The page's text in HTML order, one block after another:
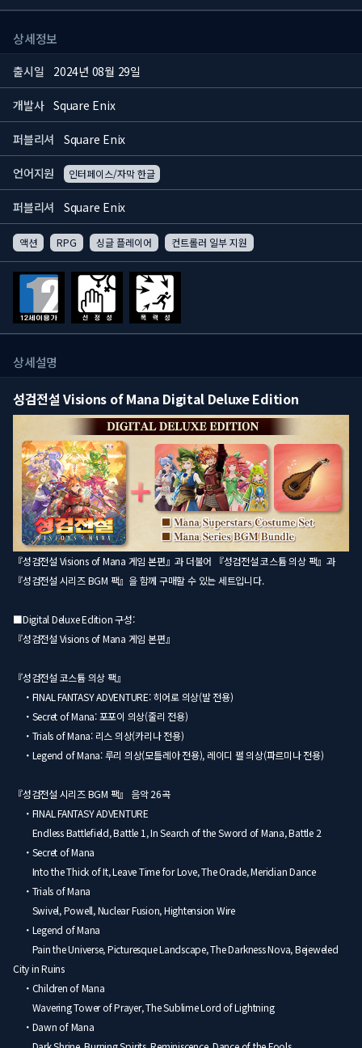
상세정보
출시일 2024년 08월 29일
개발사 Square Enix
퍼블리셔 Square Enix
언어지원 인터페이스/자막 한글
퍼블리셔 Square Enix
액션 RPG 싱글 플레이어 컨트롤러 일부 지원
상세설명
성검전설 Visions of Mana Digital Deluxe Edition
『성검전설 Visions of Mana 게임 본편』과 더불어 『성검전설 코스튬 의상 팩』과
『성검전설 시리즈 BGM 팩』을 함께 구매할 수 있는 세트입니다.
■Digital Deluxe Edition 구성:
『성검전설 Visions of Mana 게임 본편』
『성검전설 코스튬 의상 팩』
・FINAL FANTASY ADVENTURE: 히어로 의상(발 전용)
・Secret of Mana: 포포이 의상(줄리 전용)
・Trials of Mana: 리스 의상(카리나 전용)
・Legend of Mana: 루리 의상(모틀레아 전용), 레이디 펄 의상(파르미나 전용)
『성검전설 시리즈 BGM 팩』 음악 26곡
・FINAL FANTASY ADVENTURE
Endless Battlefield, Battle 1, In Search of the Sword of Mana, Battle 2
・Secret of Mana
Into the Thick of It, Leave Time for Love, The Oracle, Meridian Dance
・Trials of Mana
Swivel, Powell, Nuclear Fusion, Hightension Wire
・Legend of Mana
Pain the Universe, Picturesque Landscape, The Darkness Nova, Bejeweled
City in Ruins
・Children of Mana
Wavering Tower of Prayer, The Sublime Lord of Lightning
・Dawn of Mana